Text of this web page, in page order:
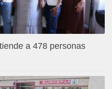
a 478 personas